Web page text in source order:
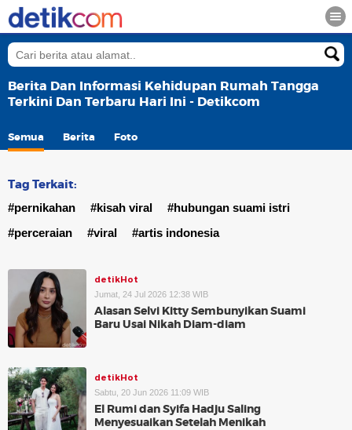
Berita Dan Informasi Kehidupan Rumah Tangga
Terkini Dan Terbaru Hari Ini - Detikcom
Semua Berita Foto
Tag Terkait:
#pernikahan #kisah viral
#hubungan suami istri
#perceraian
#viral #artis indonesia
detikHot
Jumat, 24 Jul 2026 12:38 WIB
Alasan Selvi Kitty Sembunyikan Suami
Baru Usai Nikah Diam-diam
detikHot
Sabtu, 20 Jun 2026 11:09 WIB
El Rumi dan Syifa Hadju Saling
Menyesuaikan Setelah Menikah